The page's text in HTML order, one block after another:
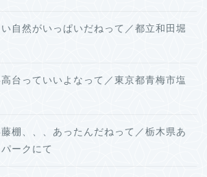
自然がいっぱいだねって／都立和田堀
台っていいよなって／東京都青梅市塩
棚、、、あったんだねって／栃木県あ
ークにて